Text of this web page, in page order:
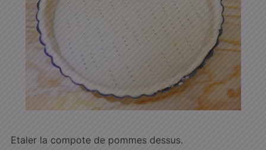
Etaler la compote de pommes dessus.